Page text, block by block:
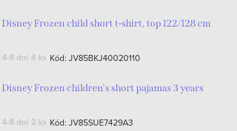
Disney Frozen child short t-shirt, top 122/128 cm
4-8 dní 4 ks Kód: JV85BKJ40020110
Disney Frozen children's short pajamas 3 years
4-8 dní 2 ks Kód: JV85SUE7429A3